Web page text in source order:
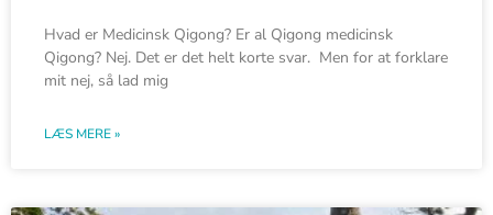
Hvad er Medicinsk Qigong? Er al Qigong medicinsk
Qigong? Nej. Det er det helt korte svar. Men for at forklare
mit nej, så lad mig
LÆS MERE »